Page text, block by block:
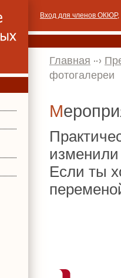
Вход для членов ОКЮР,
Главная
фотогалереи
Если ты